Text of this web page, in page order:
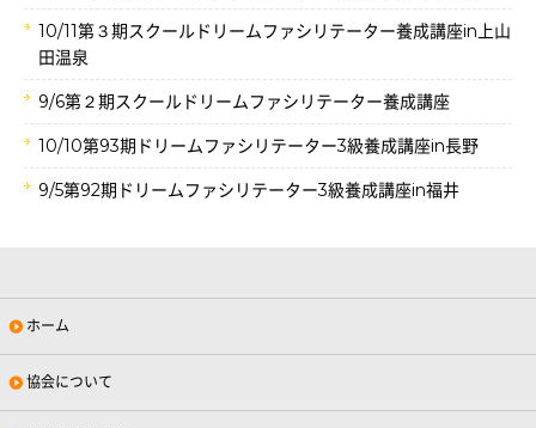
10/11第３期スクールドリームファシリテーター養成講座in上山
田温泉
9/6第２期スクールドリームファシリテーター養成講座
10/10第93期ドリームファシリテーター3級養成講座in長野
9/5第92期ドリームファシリテーター3級養成講座in福井
ホーム
協会について